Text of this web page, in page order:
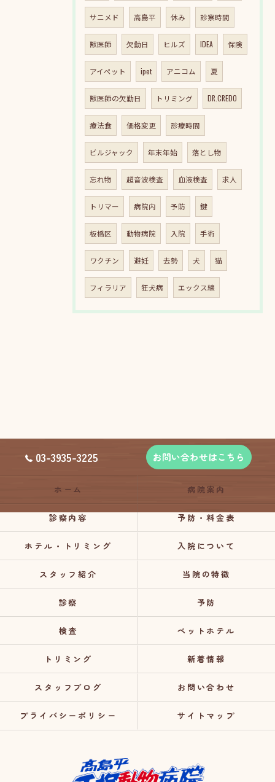
サニメド 高島平 休み 診察時間
獣医師 欠勤日 ヒルズ IDEA 保険
アイペット ipet アニコム 夏
獣医師の欠勤日 トリミング DR.CREDO
療法食 価格変更 診療時間
ビルジャック 年末年始 落とし物
忘れ物 超音波検査 血液検査 求人
トリマー 病院内 予防 鍵
板橋区 動物病院 入院 手術
ワクチン 避妊 去勢 犬 猫
フィラリア 狂犬病 エックス線
03-3935-3225 お問い合わせはこちら
ホーム 病院案内
診察内容 予防・料金表
ホテル・トリミング 入院について
スタッフ紹介 当院の特徴
診察 予防
検査 ペットホテル
トリミング 新着情報
スタッフブログ お問い合わせ
プライバシーポリシー サイトマップ